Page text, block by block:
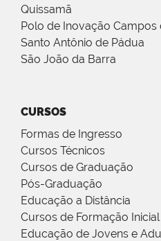
Quissamã
Polo de Inovação Campos
Santo Antônio de Pádua
São João da Barra
CURSOS
Formas de Ingresso
Cursos Técnicos
Cursos de Graduação
Pós-Graduação
Educação a Distância
Cursos de Formação
Educação de Jovens e